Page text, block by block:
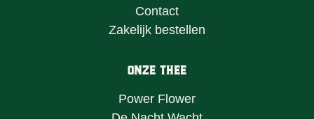
Contact
Zakelijk bestellen
Onze Thee
Power Flower